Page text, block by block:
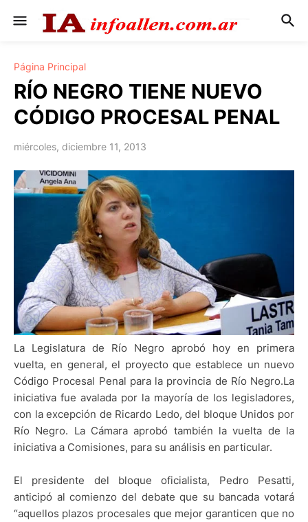
Página Principal
RÍO NEGRO TIENE NUEVO
CÓDIGO PROCESAL PENAL
miércoles, diciembre 11, 2013
La Legislatura de Río Negro aprobó hoy en primera
vuelta, en general, el proyecto que establece un nuevo
Código Procesal Penal para la provincia de Río Negro.La
iniciativa fue avalada por la mayoría de los legisladores,
con la excepción de Ricardo Ledo, del bloque Unidos por
Río Negro. La Cámara aprobó también la vuelta de la
iniciativa a Comisiones, para su análisis en particular.
El presidente del bloque oficialista, Pedro Pesatti,
anticipó al comienzo del debate que su bancada votará
“aquellos plazos procesales que mejor garanticen que no